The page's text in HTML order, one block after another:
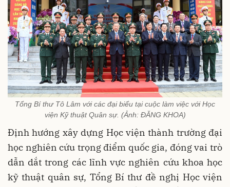
Tổng Bí thư Tô Lâm với các đại biểu tại cuộc làm việc với Học
viện Kỹ thuật Quân sự. (Ảnh: ĐĂNG KHOA)
Định hướng xây dựng Học viện thành trường đại
học nghiên cứu trọng điểm quốc gia, đóng vai trò
dẫn dắt trong các lĩnh vực nghiên cứu khoa học
kỹ thuật quân sự, Tổng Bí thư đề nghị Học viện